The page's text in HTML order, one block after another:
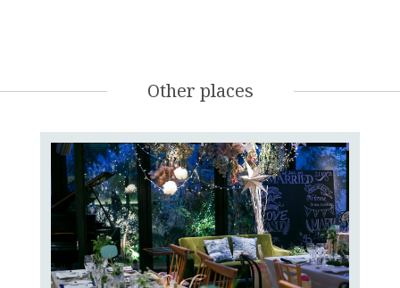
Other places